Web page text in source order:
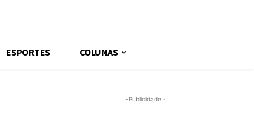
ESPORTES COLUNAS
-Publicidade -